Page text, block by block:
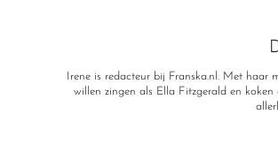
Irene is redacteur bij Franska.nl. Met haar
willen zingen als Ella Fitzgerald en